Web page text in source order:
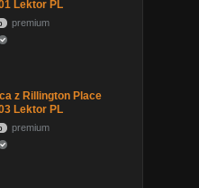
Lektor PL
premium
z Rillington Place
Lektor PL
premium